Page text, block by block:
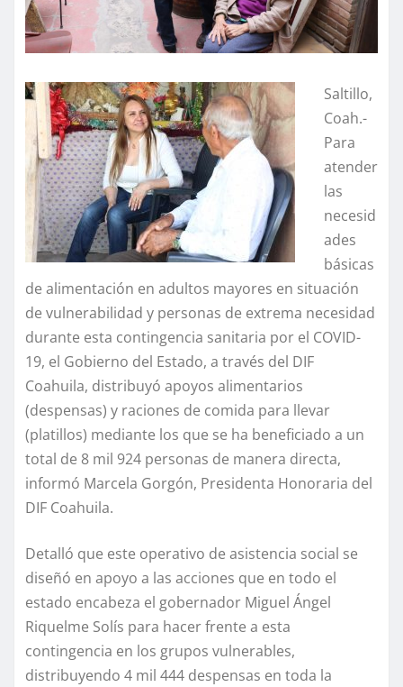
Saltillo,
Coah.-
Para
atender
las
necesid
ades
básicas
de alimentación en adultos mayores en situación
de vulnerabilidad y personas de extrema necesidad
durante esta contingencia sanitaria por el COVID-
19, el Gobierno del Estado, a través del DIF
Coahuila, distribuyó apoyos alimentarios
(despensas) y raciones de comida para llevar
(platillos) mediante los que se ha beneficiado a un
total de 8 mil 924 personas de manera directa,
informó Marcela Gorgón, Presidenta Honoraria del
DIF Coahuila.
Detalló que este operativo de asistencia social se
diseñó en apoyo a las acciones que en todo el
estado encabeza el gobernador Miguel Ángel
Riquelme Solís para hacer frente a esta
contingencia en los grupos vulnerables,
distribuyendo 4 mil 444 despensas en toda la